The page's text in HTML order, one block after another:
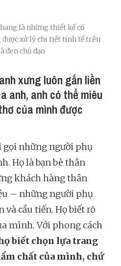
là những thiết kế có
được xử lý chi tiết tinh tế trên
đen chủ đạo
xưng luôn gắn liền
anh, anh có thể miêu
của mình được
gọi những người phụ
Họ là bạn bè thân
khách hàng thân
– những người phụ
cầu tiến. Họ biết rõ
mình. Với phong cách
biết chọn lựa trang
chất của mình, chứ